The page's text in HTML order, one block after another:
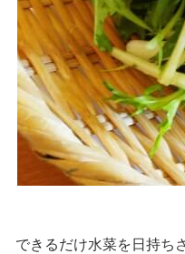
できるだけ水菜を日持ち